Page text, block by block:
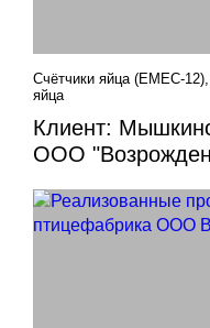
Клиент:
ООО
Счётчики яйца (EMEC-
яйца